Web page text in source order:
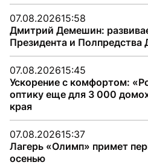
07.08.202615:58
Дмитрий Демешин:
Президента и
07.08.202615:45
Ускорение с комфортом:
оптику еще для 3 000
края
07.08.202615:37
Лагерь «Олимп» примет
осенью